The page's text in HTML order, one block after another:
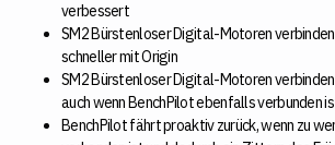
verbessert
SM2 Bürstenloser Digital-Motoren verbinden
schneller mit Origin
SM2 Bürstenloser Digital-Motoren verbinden
auch wenn BenchPilot ebenfalls verbunden
BenchPilot fährt proaktiv zurück, wenn zu